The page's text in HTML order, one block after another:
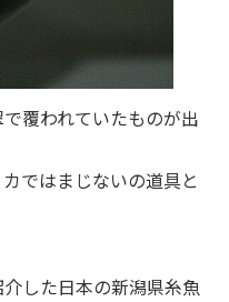
覆われていたものが出
ではまじないの道具と
した日本の新潟県糸魚